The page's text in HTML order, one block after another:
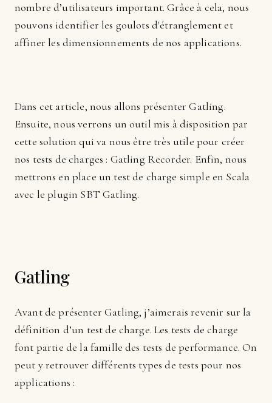
nombre d’utilisateurs important. Grâce à cela, nous
pouvons identifier les goulots d'étranglement et
affiner les dimensionnements de nos applications.
Dans cet article, nous allons présenter Gatling.
Ensuite, nous verrons un outil mis à disposition par
cette solution qui va nous être très utile pour créer
nos tests de charges : Gatling Recorder. Enfin, nous
mettrons en place un test de charge simple en Scala
avec le plugin SBT Gatling.
Gatling
Avant de présenter Gatling, j’aimerais revenir sur la
définition d’un test de charge. Les tests de charge
font partie de la famille des tests de performance. On
peut y retrouver différents types de tests pour nos
applications :